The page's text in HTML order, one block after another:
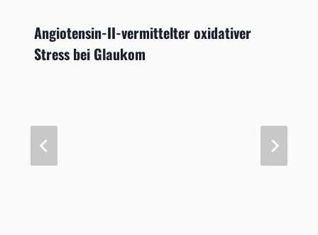
Angiotensin-II-vermittelter oxidativer
Stress bei Glaukom